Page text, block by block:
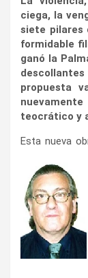
ciega, la
siete pilares
formidable
ganó la
propuesta
teocrático y
Esta nueva